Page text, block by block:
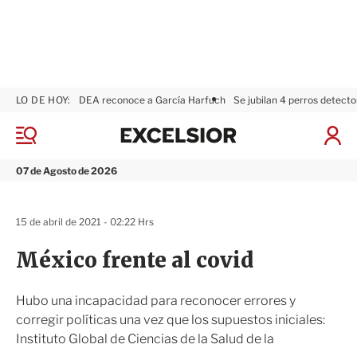
M
n
07 de Agosto de 2026
LO DE HOY: DEA reconoce a García Harfuch Se jubilan 4 perros
I
x
r
México frente al covid
Hubo una incapacidad para reconocer errores y
corregir políticas una vez que los supuestos iniciales:
Instituto Global de Ciencias de la Salud de la
15 de abril de 2021 - 02:22 Hrs